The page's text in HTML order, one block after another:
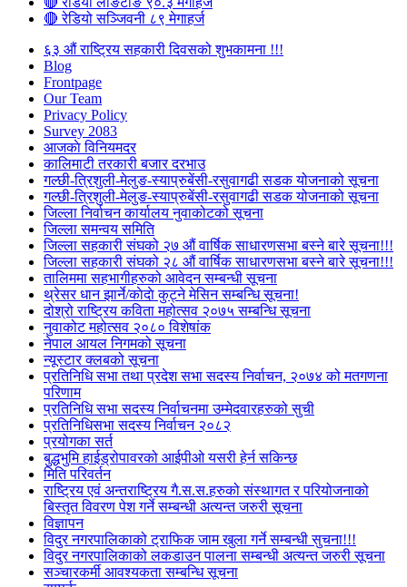
🔴 रेडियो सञ्जिवनी ८९ मेगाहर्ज
६३ औं राष्ट्रिय सहकारी दिवसको शुभकामना !!!
Blog
Frontpage
Our Team
Privacy Policy
Survey 2083
आजकाे विनियमदर
कालिमाटी तरकारी बजार दरभाउ
गल्छी-त्रिशुली-मेलुङ-स्याप्रुबेंसी-रसुवागढी सडक योजनाको सूचना
गल्छी-त्रिशुली-मेलुङ-स्याप्रुबेंसी-रसुवागढी सडक योजनाको सूचना
जिल्ला निर्वाचन कार्यालय नुवाकोटको सूचना
जिल्ला समन्वय समिति
जिल्ला सहकारी संघको २७ औं वार्षिक साधारणसभा बस्ने बारे सूचना!!!
जिल्ला सहकारी संघको २८ औं वार्षिक साधारणसभा बस्ने बारे सूचना!!!
तालिममा सहभागीहरुको आवेदन सम्बन्धी सूचना
थ्रेसर धान झार्ने/काेदाे कुट्ने मेसिन सम्बन्धि सूचना!
दोश्रो राष्ट्रिय कविता महोत्सव २०७५ सम्बन्धि सूचना
नुवाकोट महोत्सव २०८० विशेषांक
नेपाल आयल निगमको सूचना
न्यूस्टार क्लबको सूचना
प्रतिनिधि सभा तथा प्रदेश सभा सदस्य निर्वाचन, २०७४ को मतगणना
परिणाम
प्रतिनिधि सभा सदस्य निर्वाचनमा उम्मेदवारहरुको सुची
प्रतिनिधिसभा सदस्य निर्वाचन २०८२
प्रयोगका सर्त
बुद्धभुमि हाईड्रोपावरको आईपीओ यसरी हेर्न सकिन्छ
मिति परिवर्तन
राष्ट्रिय एवं अन्तराष्ट्रिय गै.स.स.हरुको संस्थागत र परियोजनाको
बिस्तृत विवरण पेश गर्ने सम्बन्धी अत्यन्त जरुरी सूचना
विज्ञापन
विदुर नगरपालिकाको ट्राफिक जाम खुला गर्ने सम्बन्धी सुचना!!!
विदुर नगरपालिकाको लकडाउन पालना सम्बन्धी अत्यन्त जरुरी सूचना
सञ्चारकर्मी आवश्यकता सम्बन्धि सूचना